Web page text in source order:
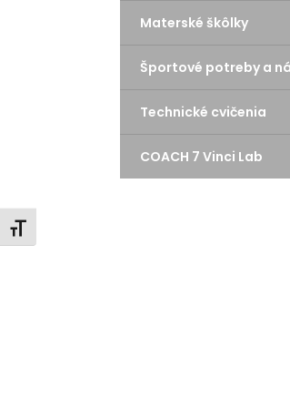
Zmeniť veľkosť písma
Materské škôlky
Športové potreby a
Technické cvičenia
COACH 7 Vinci Lab